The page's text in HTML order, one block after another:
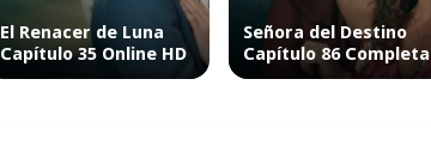
El Renacer de Luna
Capítulo 35 Online HD
Señora del Destino
Capítulo 86 Completa